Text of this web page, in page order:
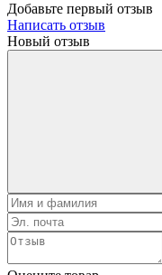
Добавьте первый отзыв
Написать отзыв
Новый отзыв